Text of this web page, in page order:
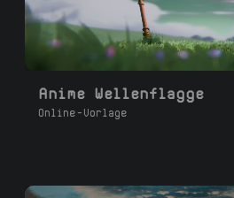
Anime Wellenflagge
Online-Vorlage